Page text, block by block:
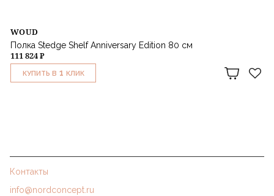
WOUD
Полка Stedge Shelf Anniversary Edition 80 см
111 824 ₽
КУПИТЬ В 1 КЛИК
Контакты
info@nordconcept.ru